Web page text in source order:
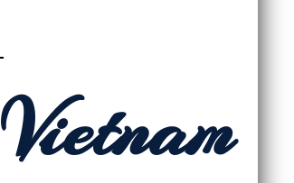
Vietnam